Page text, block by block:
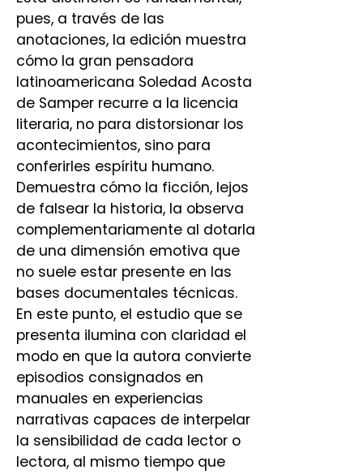
pues, a través de las
anotaciones, la edición muestra
cómo la gran pensadora
latinoamericana Soledad Acosta
de Samper recurre a la licencia
literaria, no para distorsionar los
acontecimientos, sino para
conferirles espíritu humano.
Demuestra cómo la ficción, lejos
de falsear la historia, la observa
complementariamente al dotarla
de una dimensión emotiva que
no suele estar presente en las
bases documentales técnicas.
En este punto, el estudio que se
presenta ilumina con claridad el
modo en que la autora convierte
episodios consignados en
manuales en experiencias
narrativas capaces de interpelar
la sensibilidad de cada lector o
lectora, al mismo tiempo que